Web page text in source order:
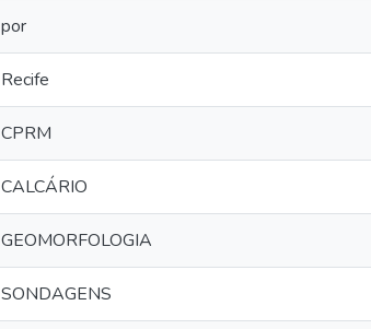
por
Recife
CPRM
CALCÁRIO
GEOMORFOLOGIA
SONDAGENS